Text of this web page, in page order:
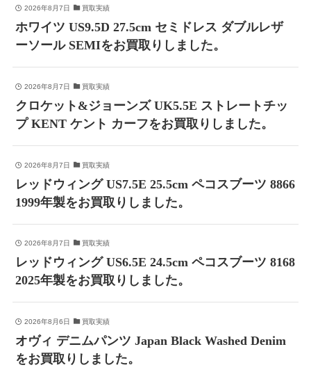
2026年8月7日 買取実績
ホワイツ US9.5D 27.5cm セミドレス ダブルレザ
ーソール SEMIをお買取りしました。
2026年8月7日 買取実績
クロケット&ジョーンズ UK5.5E ストレートチッ
プ KENT ケント カーフをお買取りしました。
2026年8月7日 買取実績
レッドウィング US7.5E 25.5cm ペコスブーツ 8866
1999年製をお買取りしました。
2026年8月7日 買取実績
レッドウィング US6.5E 24.5cm ペコスブーツ 8168
2025年製をお買取りしました。
2026年8月6日 買取実績
オヴィ デニムパンツ Japan Black Washed Denim
をお買取りしました。